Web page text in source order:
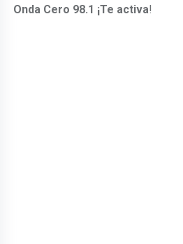
Onda Cero 98.1 ¡Te activa!